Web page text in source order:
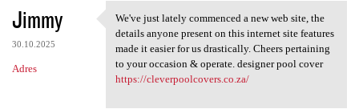
Jimmy
30.10.2025
Adres
We've just lately commenced a
We've just lately commenced a new web site, the
details anyone present on this internet site features
made it easier for us drastically. Cheers pertaining
to your occasion & operate. designer pool cover
https://cleverpoolcovers.co.za/